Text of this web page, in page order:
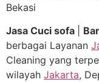
Bekasi
Jasa Cuci sofa
berbagai Layanan
Cleaning yang
wilayah Jakarta,